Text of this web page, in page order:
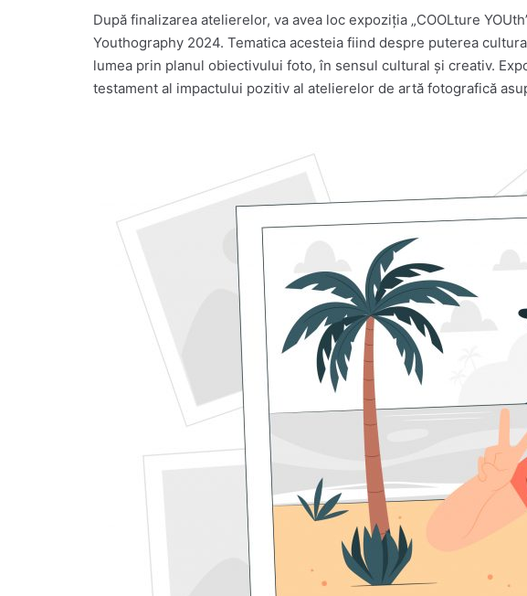
După finalizarea atelierelor, va avea loc expoziția „COOLture
Youthography 2024. Tematica acesteia fiind despre puterea
lumea prin planul obiectivului foto, în sensul cultural și creativ.
testament al impactului pozitiv al atelierelor de artă fotografică